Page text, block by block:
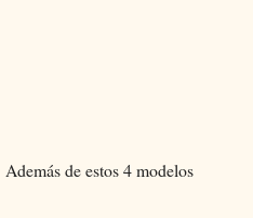
Además de estos 4 modelos